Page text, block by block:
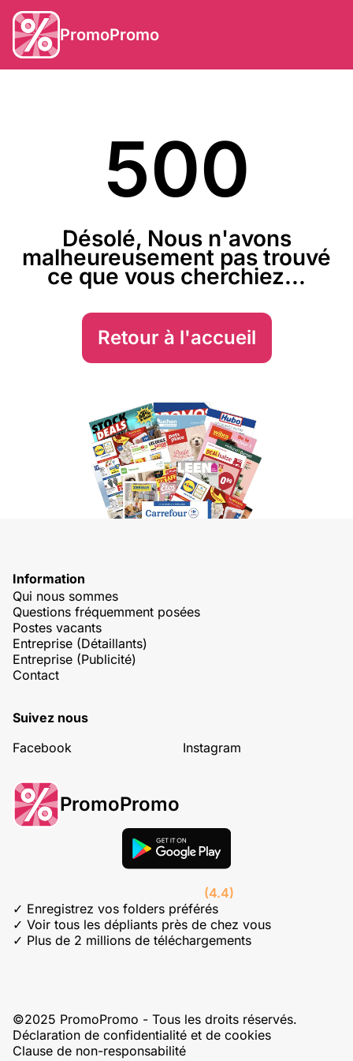
PromoPromo
500
Désolé, Nous n'avons
malheureusement pas trouvé
ce que vous cherchiez...
Retour à l'accueil
Information
Qui nous sommes
Questions fréquemment posées
Postes vacants
Entreprise (Détaillants)
Entreprise (Publicité)
Contact
Suivez nous
Facebook
Instagram
PromoPromo
(4.4)
✓ Enregistrez vos folders préférés
✓ Voir tous les dépliants près de chez vous
✓ Plus de 2 millions de téléchargements
©2025 PromoPromo - Tous les droits réservés.
Déclaration de confidentialité et de cookies
Clause de non-responsabilité